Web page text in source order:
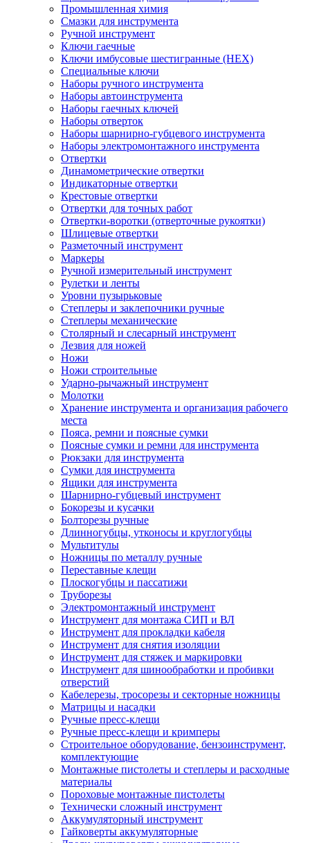
Промышленная химия
Смазки для инструмента
Ручной инструмент
Ключи гаечные
Ключи имбусовые шестигранные (HEX)
Специальные ключи
Наборы ручного инструмента
Наборы автоинструмента
Наборы гаечных ключей
Наборы отверток
Наборы шарнирно-губцевого инструмента
Наборы электромонтажного инструмента
Отвертки
Динамометрические отвертки
Индикаторные отвертки
Крестовые отвертки
Отвертки для точных работ
Отвертки-воротки (отверточные рукоятки)
Шлицевые отвертки
Разметочный инструмент
Маркеры
Ручной измерительный инструмент
Рулетки и ленты
Уровни пузырьковые
Степлеры и заклепочники ручные
Степлеры механические
Столярный и слесарный инструмент
Лезвия для ножей
Ножи
Ножи строительные
Ударно-рычажный инструмент
Молотки
Хранение инструмента и организация рабочего
места
Пояса, ремни и поясные сумки
Поясные сумки и ремни для инструмента
Рюкзаки для инструмента
Сумки для инструмента
Ящики для инструмента
Шарнирно-губцевый инструмент
Бокорезы и кусачки
Болторезы ручные
Длинногубцы, утконосы и круглогубцы
Мультитулы
Ножницы по металлу ручные
Переставные клещи
Плоскогубцы и пассатижи
Труборезы
Электромонтажный инструмент
Инструмент для монтажа СИП и ВЛ
Инструмент для прокладки кабеля
Инструмент для снятия изоляции
Инструмент для стяжек и маркировки
Инструмент для шинообработки и пробивки
отверстий
Кабелерезы, тросорезы и секторные ножницы
Матрицы и насадки
Ручные пресс-клещи
Ручные пресс-клещи и кримперы
Строительное оборудование, бензоинструмент,
комплектующие
Монтажные пистолеты и степлеры и расходные
материалы
Пороховые монтажные пистолеты
Технически сложный инструмент
Аккумуляторный инструмент
Гайковерты аккумуляторные